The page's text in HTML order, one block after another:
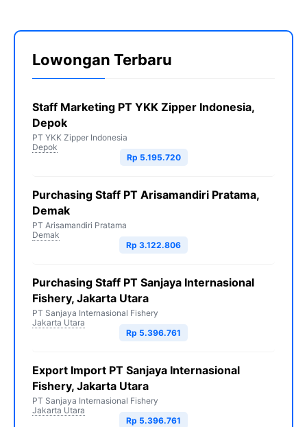
Lowongan Terbaru
Staff Marketing PT YKK Zipper Indonesia,
Depok
PT YKK Zipper Indonesia
Depok
Rp 5.195.720
Purchasing Staff PT Arisamandiri Pratama,
Demak
PT Arisamandiri Pratama
Demak
Rp 3.122.806
Purchasing Staff PT Sanjaya Internasional
Fishery, Jakarta Utara
PT Sanjaya Internasional Fishery
Jakarta Utara
Rp 5.396.761
Export Import PT Sanjaya Internasional
Fishery, Jakarta Utara
PT Sanjaya Internasional Fishery
Jakarta Utara
Rp 5.396.761